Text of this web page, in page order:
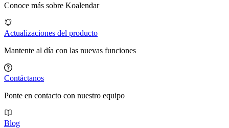
Conoce más sobre Koalendar
Actualizaciones del producto
Mantente al día con las nuevas funciones
Contáctanos
Ponte en contacto con nuestro equipo
Blog